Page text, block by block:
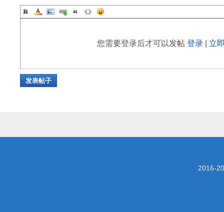
您需要登录后才可以发帖 登录| 立
发表帖子
2016-